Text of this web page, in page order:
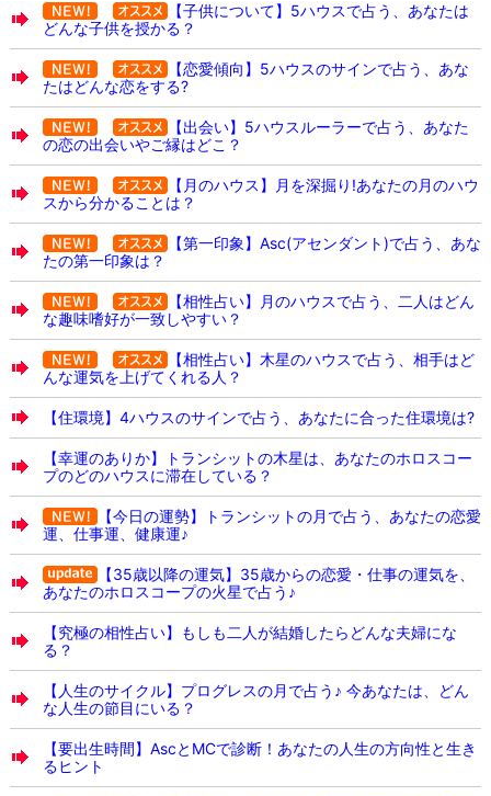
【子供について】5ハウスで占う、あなたは
どんな子供を授かる？
【恋愛傾向】5ハウスのサインで占う、あな
たはどんな恋をする?
【出会い】5ハウスルーラーで占う、あなた
の恋の出会いやご縁はどこ？
【月のハウス】月を深掘り!あなたの月のハウ
スから分かることは？
【第一印象】Asc(アセンダント)で占う、あな
たの第一印象は？
【相性占い】月のハウスで占う、二人はどん
な趣味嗜好が一致しやすい？
【相性占い】木星のハウスで占う、相手はど
んな運気を上げてくれる人？
【住環境】4ハウスのサインで占う、あなたに合った住環境は?
【幸運のありか】トランシットの木星は、あなたのホロスコー
プのどのハウスに滞在している？
【今日の運勢】トランシットの月で占う、あなたの恋愛
運、仕事運、健康運♪
【35歳以降の運気】35歳からの恋愛・仕事の運気を、
あなたのホロスコープの火星で占う♪
【究極の相性占い】もしも二人が結婚したらどんな夫婦にな
る？
【人生のサイクル】プログレスの月で占う♪ 今あなたは、どん
な人生の節目にいる？
【要出生時間】AscとMCで診断！あなたの人生の方向性と生き
るヒント